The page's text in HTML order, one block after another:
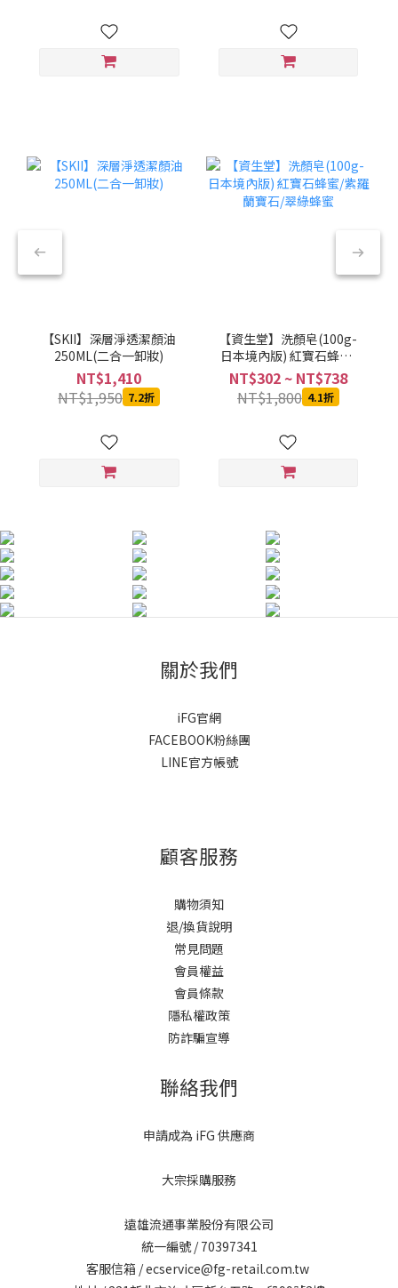
【SKII】深層淨透潔顏油
250ML(二合一卸妝)
NT$1,410
NT$1,950 7.2折
【資生堂】洗顏皂(100g-
日本境內版) 紅寶石蜂蜜/
紫羅蘭寶石/翠綠蜂蜜
NT$302 ~ NT$738
NT$1,800 4.1折
關於我們
iFG官網
FACEBOOK粉絲團
LINE官方帳號
顧客服務
購物須知
退/換貨說明
常見問題
會員權益
會員條款
隱私權政策
防詐騙宣導
聯絡我們
申請成為 iFG 供應商
大宗採購服務
遠雄流通事業股份有限公司
統一編號 / 70397341
客服信箱 / ecservice@fg-retail.com.tw